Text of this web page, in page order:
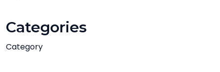
Categories
Category